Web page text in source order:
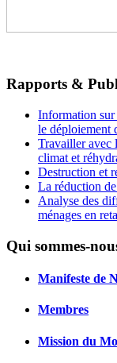
Rapports &
Information sur
le déploiement
Travailler avec
climat et
Destruction et
La réduction
Analyse des
ménages en
Qui sommes-
Manifeste de
Membres
Mission du